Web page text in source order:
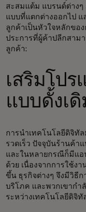
สะสมแต้ม แบรนด์ต่าง
แบบที่แตกต่างออกไป
ลูกค้าเป็นหัวใจหลักขอ
ประการที่ผู้ค้าปลีกสาม
ลูกค้า:
เสริมโป
แบบดั้งเดิ
การนำเทคโนโลยีดิจิทั
รวดเร็ว ปัจจุบันร้านค้า
และในหลายกรณีก็มีแอ
ด้วย เนื่องจากการใช้ง
ขึ้น ธุรกิจต่างๆ จึงมีวิธี
บริโภค และพวกเขากำ
ระหว่างเทคโนโลยีดิจิ